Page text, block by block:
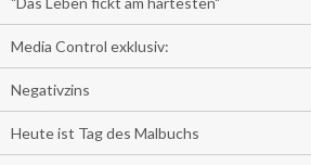
Media Control exklusiv:
Negativzins
Heute ist Tag des Malbuchs